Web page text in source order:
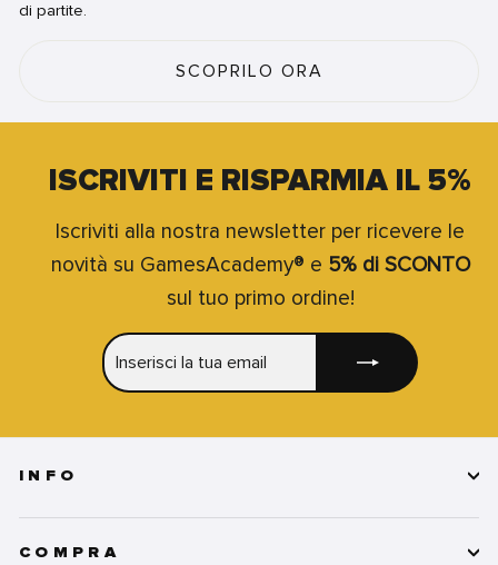
di partite.
SCOPRILO ORA
ISCRIVITI E RISPARMIA IL 5%
Iscriviti alla nostra newsletter per ricevere le
novità su GamesAcademy® e 5% di SCONTO
sul tuo primo ordine!
LA
INFO
COMPRA